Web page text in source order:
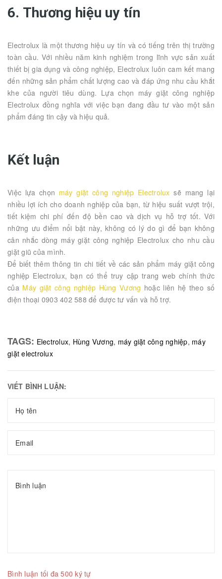
6. Thương hiệu uy tín
Electrolux là một thương hiệu uy tín và có tiếng trên thị trường
toàn cầu. Với nhiều năm kinh nghiệm trong lĩnh vực sản xuất
thiết bị gia dụng và công nghiệp, Electrolux luôn cam kết mang
đến những sản phẩm chất lượng cao và đáp ứng nhu cầu khắt
khe của người tiêu dùng. Lựa chọn máy giặt công nghiệp
Electrolux đồng nghĩa với việc bạn đang đầu tư vào một sản
phẩm đáng tin cậy và hiệu quả.
Kết luận
Việc lựa chọn máy giặt công nghiệp Electrolux sẽ mang lại
nhiều lợi ích cho doanh nghiệp của bạn, từ hiệu suất vượt trội,
tiết kiệm chi phí đến độ bền cao và dịch vụ hỗ trợ tốt. Với
những ưu điểm nổi bật này, không có lý do gì để bạn không
cân nhắc dòng máy giặt công nghiệp Electrolux cho nhu cầu
giặt giũ của mình.
Để biết thêm thông tin chi tiết về các sản phẩm máy giặt công
nghiệp Electrolux, bạn có thể truy cập trang web chính thức
của Máy giặt công nghiệp Hùng Vương hoặc liên hệ theo số
điện thoại 0903 402 588 để được tư vấn và hỗ trợ.
TAGS: Electrolux, Hùng Vương, máy giặt công nghiệp, máy
giặt electrolux
VIẾT BÌNH LUẬN:
Bình luận tối đa 500 ký tự